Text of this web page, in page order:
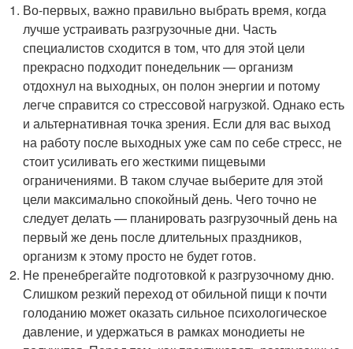
Во-первых, важно правильно выбрать время, когда
лучше устраивать разгрузочные дни. Часть
специалистов сходится в том, что для этой цели
прекрасно подходит понедельник — организм
отдохнул на выходных, он полон энергии и потому
легче справится со стрессовой нагрузкой. Однако есть
и альтернативная точка зрения. Если для вас выход
на работу после выходных уже сам по себе стресс, не
стоит усиливать его жесткими пищевыми
ограничениями. В таком случае выберите для этой
цели максимально спокойный день. Чего точно не
следует делать — планировать разгрузочный день на
первый же день после длительных праздников,
организм к этому просто не будет готов.
Не пренебрегайте подготовкой к разгрузочному дню.
Слишком резкий переход от обильной пищи к почти
голоданию может оказать сильное психологическое
давление, и удержаться в рамках монодиеты не